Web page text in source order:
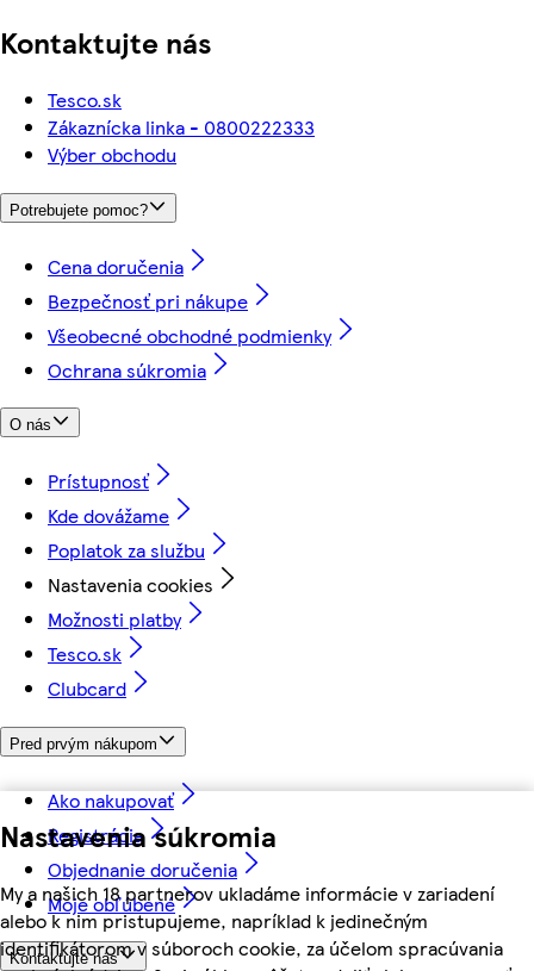
Nastavenia súkromia
My a našich 18 partnerov ukladáme informácie v zariadení
alebo k nim pristupujeme, napríklad k jedinečným
identifikátorom v súboroch cookie, za účelom spracúvania
Kontaktujte nás
Tesco.sk
Zákaznícka linka - 0800222333
Výber obchodu
Potrebujete pomoc?
Cena doručenia
Bezpečnosť pri nákupe
Všeobecné obchodné podmienky
Ochrana súkromia
O nás
Prístupnosť
Kde dovážame
Poplatok za službu
Nastavenia cookies
Možnosti platby
Tesco.sk
Clubcard
Pred prvým nákupom
Ako nakupovať
Registrácia
Objednanie doručenia
Moje obľúbené
Kontaktujte nás